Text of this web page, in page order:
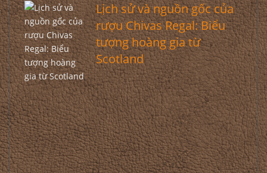
Lịch sử và nguồn gốc của
rượu Chivas Regal: Biểu
tượng hoàng gia từ
Scotland